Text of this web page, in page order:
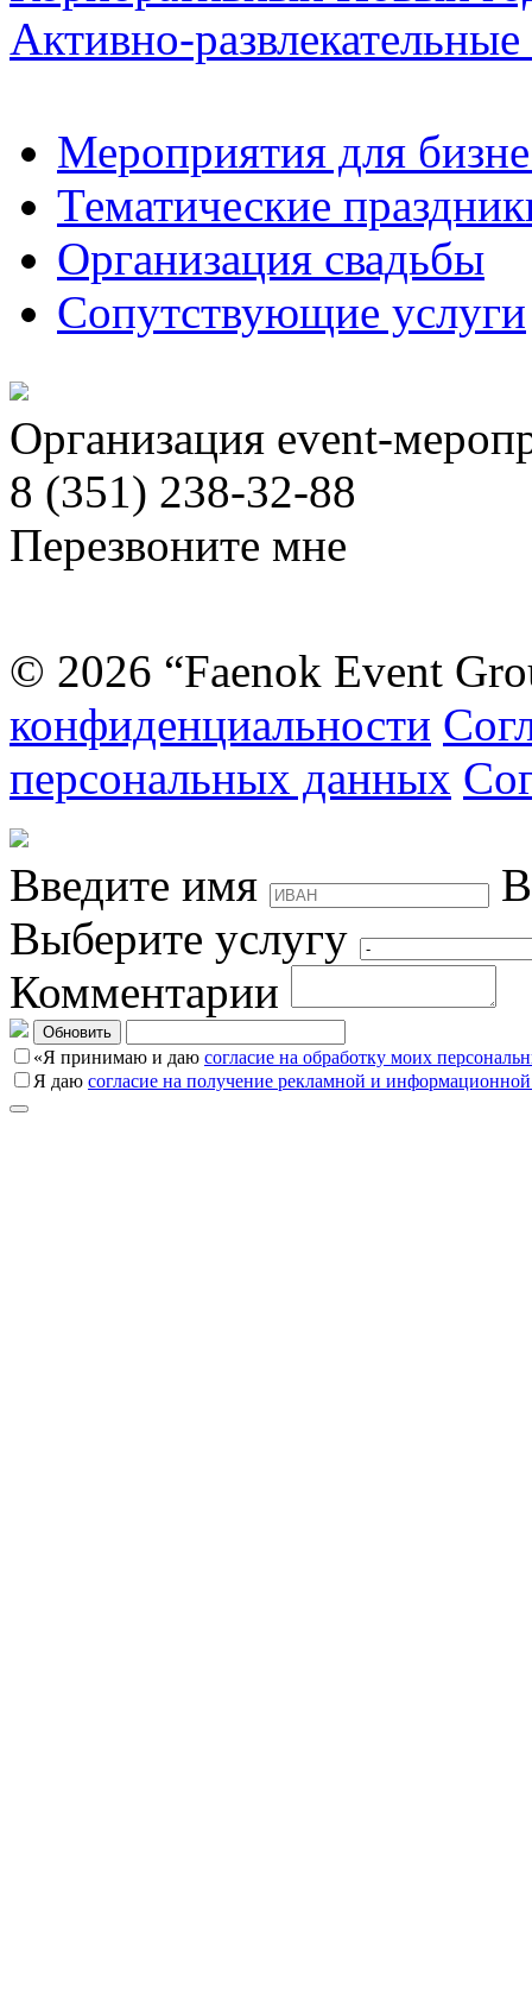
Активно-
Мероприятия для
Тематические
Организация свадьбы
Сопутствующие услуги
Организация event-
8 (351) 238-32-88
Перезвоните мне
© 2026 “Faenok Event
конфиденциальности
персональных данных
Введите имя
Выберите услугу
Комментарии
Обновить
«Я принимаю и даю согласие на обработку моих
Я даю согласие на получение рекламной и